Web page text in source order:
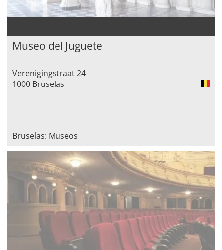
Museo del Juguete
Verenigingstraat 24
1000 Bruselas
Bruselas: Museos